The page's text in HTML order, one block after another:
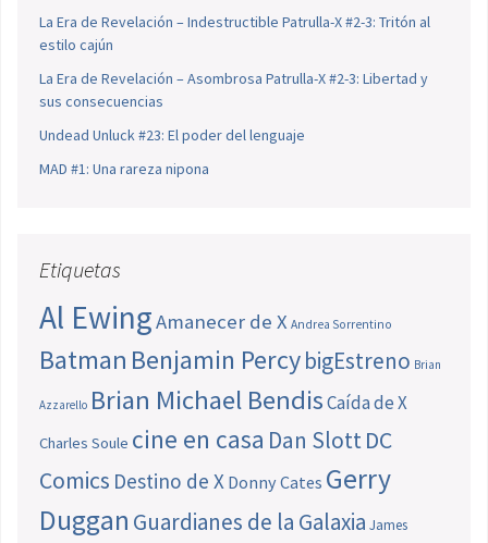
La Era de Revelación – Indestructible Patrulla-X #2-3: Tritón al
estilo cajún
La Era de Revelación – Asombrosa Patrulla-X #2-3: Libertad y
sus consecuencias
Undead Unluck #23: El poder del lenguaje
MAD #1: Una rareza nipona
Etiquetas
Al EwingAmanecer de X Andrea Sorrentino
Batman Benjamin PercybigEstreno Brian
Azzarello Brian Michael BendisCaída de X
Charles Soule cine en casa Dan SlottDC
Comics Destino de X Donny Cates Gerry
Duggan Guardianes de la Galaxia James